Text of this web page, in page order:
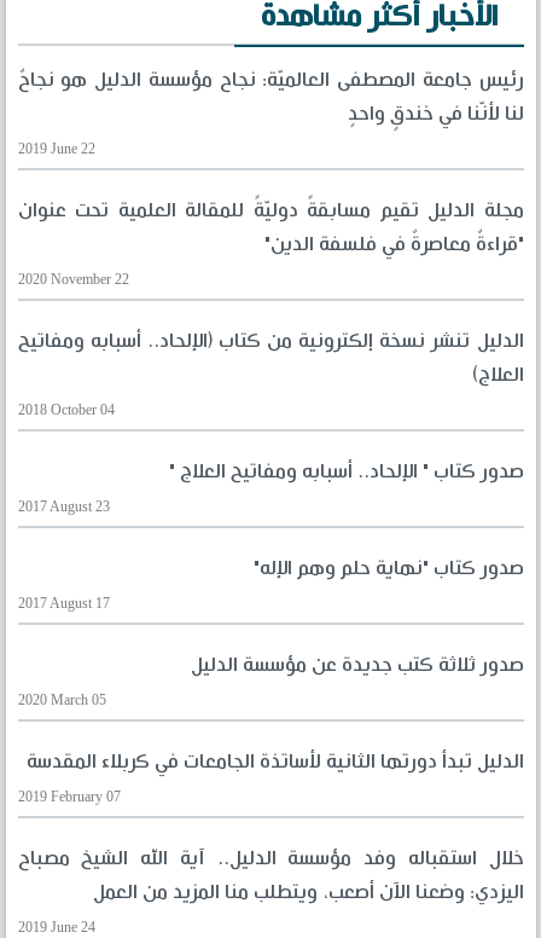
الأخبار أكثر مشاهدة
رئيس جامعة المصطفى العالميّة: نجاح مؤسسة الدليل هو نجاحٌ
لنا لأنّنا في خندقٍ واحدٍ
2019 June 22
مجلة الدليل تقيم مسابقةً دوليّةً للمقالة العلمية تحت عنوان
"قراءةٌ معاصرةٌ في فلسفة الدين"
2020 November 22
الدليل تنشر نسخة إلكترونية من كتاب (الإلحاد.. أسبابه ومفاتيح
العلاج)
2018 October 04
صدور كتاب " الإلحاد.. أسبابه ومفاتيح العلاج "
2017 August 23
صدور كتاب "نهاية حلم وهم الإله"
2017 August 17
صدور ثلاثة كتب جديدة عن مؤسسة الدليل
2020 March 05
الدليل تبدأ دورتها الثانية لأساتذة الجامعات في كربلاء المقدسة
2019 February 07
خلال استقباله وفد مؤسسة الدليل.. آية الله الشيخ مصباح
اليزدي: وضعنا الآن أصعب، ويتطلب منا المزيد من العمل
2019 June 24